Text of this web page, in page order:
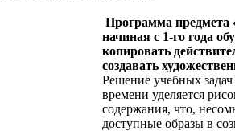
Программа предмета
начиная с 1-го года
копировать
создавать
Решение учебных
времени уделяется
содержания, что,
доступные образы в